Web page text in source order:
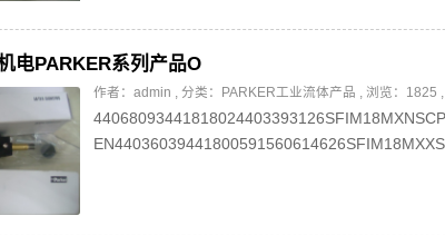
电PARKER系列产品O
作者：admin , 分类： PARKER工业流体产品 , 浏览：1825